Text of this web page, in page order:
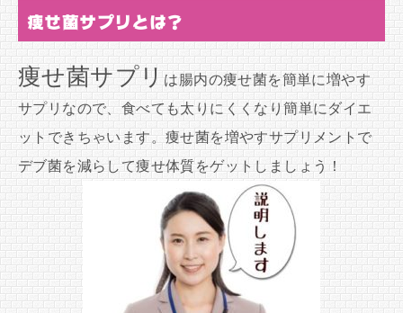
痩せ菌サプリとは？
痩せ菌サプリ は腸内の痩せ菌を簡単に増やす
サプリなので、食べても太りにくくなり簡単にダイエ
ットできちゃいます。痩せ菌を増やすサプリメントで
デブ菌を減らして痩せ体質をゲットしましょう！